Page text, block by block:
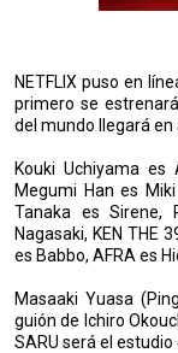
NETFLIX puso en
primero se
del mundo llegará en
Kouki Uchiyama
Megumi Han es
Tanaka es Sirene,
Nagasaki, KEN THE
es Babbo, AFRA es
Masaaki Yuasa
guión de Ichiro
SARU será el